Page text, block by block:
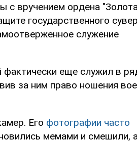
с вручением ордена
государственного
служение
еще служил в
за ним право ношения
Его фотографии часто
мемами и смешили,